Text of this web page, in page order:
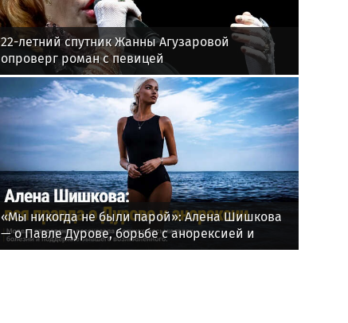
22-летний спутник Жанны Агузаровой
опроверг роман с певицей
«Мы никогда не были парой»: Алена Шишкова
— о Павле Дурове, борьбе с анорексией и
помощи Тимати